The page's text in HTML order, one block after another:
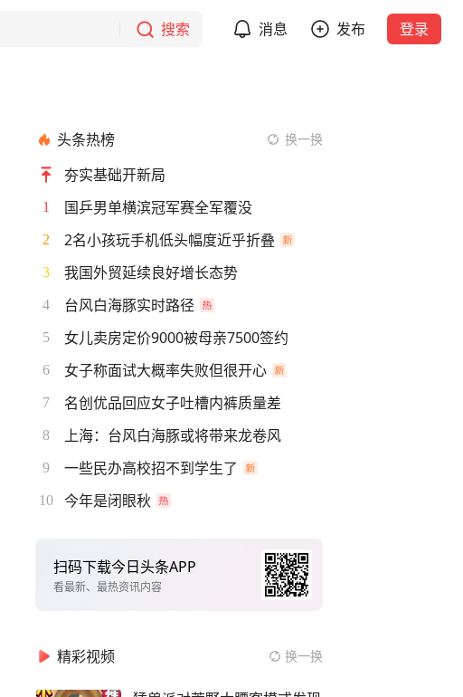
搜索 消息 发布 登录
头条热榜 换一换
夯实基础开新局
1 国乒男单横滨冠军赛全军覆没
2 2名小孩玩手机低头幅度近乎折叠
3 我国外贸延续良好增长态势
4 台风白海豚实时路径
5 女儿卖房定价9000被母亲7500签约
6 女子称面试大概率失败但很开心
7 名创优品回应女子吐槽内裤质量差
8 上海：台风白海豚或将带来龙卷风
9 一些民办高校招不到学生了
10 今年是闭眼秋
扫码下载今日头条APP
看最新、最热资讯内容
精彩视频 换一换